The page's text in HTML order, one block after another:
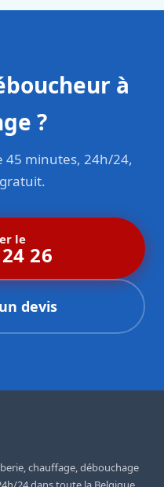
à
?
minutes, 24h/24,
le
26
devis
chauffage, débouchage